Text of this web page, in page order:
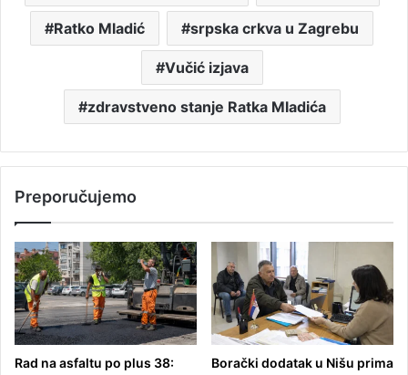
Ratko Mladić srpska crkva u Zagrebu
Vučić izjava
zdravstveno stanje Ratka Mladića
Preporučujemo
Rad na asfaltu po plus 38:
Borački dodatak u Nišu prima